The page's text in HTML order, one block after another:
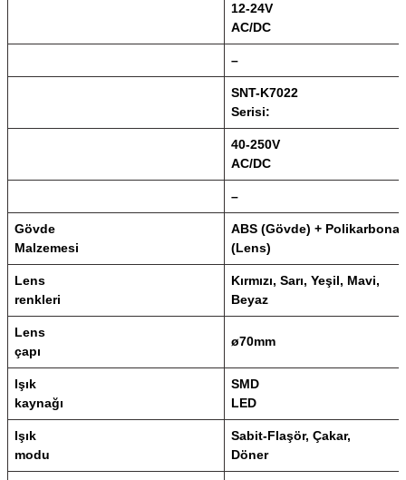
12-24V
AC/DC
–
SNT-K7022
Serisi:
40-250V
AC/DC
–
Gövde
Malzemesi
ABS (Gövde) + Polikarbonat
(Lens)
Lens
renkleri
Kırmızı, Sarı, Yeşil, Mavi,
Beyaz
Lens
çapı
ø70mm
Işık
kaynağı
SMD
LED
Işık
modu
Sabit-Flaşör, Çakar,
Döner